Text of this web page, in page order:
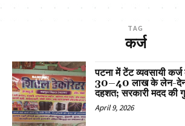
TAG
कर्ज
पटना में टेंट व्यवसायी
30–40 लाख के लेन-देन
दहशत; सरकारी मदद की
April 9, 2026